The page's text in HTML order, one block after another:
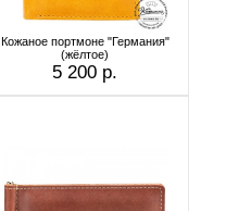
Кожаное портмоне "Германия"
(жёлтое)
5 200 р.